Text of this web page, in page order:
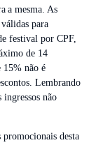
a mesma. As
para
festival por CPF,
de 14
15% não é
Lembrando
não
promocionais desta